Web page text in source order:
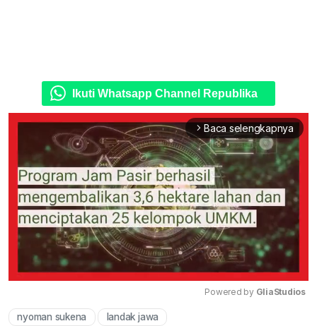
Ikuti Whatsapp Channel Republika
arrow_forward_ios Baca selengkapnya
Powered by GliaStudios
nyoman sukena landak jawa